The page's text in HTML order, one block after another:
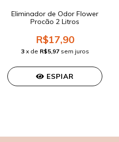
Eliminador de Odor Flower
Procão 2 Litros
R$17,90
3 x de R$5,97 sem juros
ESPIAR